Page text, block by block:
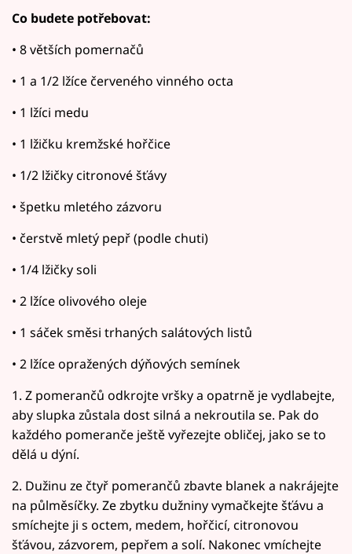
Co budete potřebovat:
• 8 větších pomernačů
• 1 a 1/2 lžíce červeného vinného octa
• 1 lžíci medu
• 1 lžičku kremžské hořčice
• 1/2 lžičky citronové šťávy
• špetku mletého zázvoru
• čerstvě mletý pepř (podle chuti)
• 1/4 lžičky soli
• 2 lžíce olivového oleje
• 1 sáček směsi trhaných salátových listů
• 2 lžíce opražených dýňových semínek
1. Z pomerančů odkrojte vršky a opatrně je vydlabejte,
aby slupka zůstala dost silná a nekroutila se. Pak do
každého pomeranče ještě vyřezejte obličej, jako se to
dělá u dýní.
2. Dužinu ze čtyř pomerančů zbavte blanek a nakrájejte
na půlměsíčky. Ze zbytku dužniny vymačkejte šťávu a
smíchejte ji s octem, medem, hořčicí, citronovou
šťávou, zázvorem, pepřem a solí. Nakonec vmíchejte